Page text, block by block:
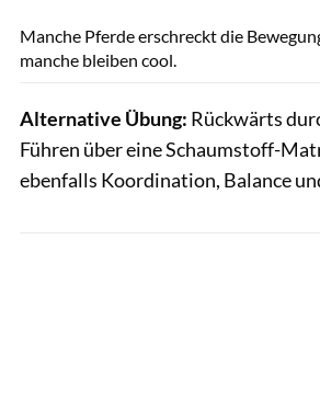
Manche Pferde erschreckt die
manche bleiben cool.
Alternative Übung: Rückwärts
Führen über eine Schaumstoff-
ebenfalls Koordination, Balance